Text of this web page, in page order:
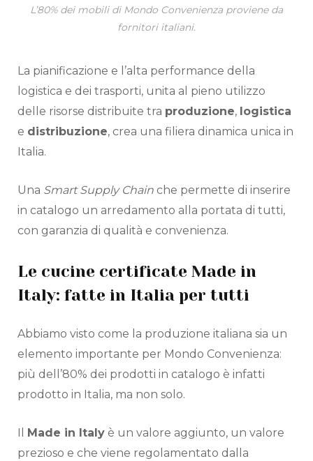
L’80% dei mobili di Mondo Convenienza proviene da
fornitori italiani.
La pianificazione e l’alta performance della
logistica e dei trasporti, unita al pieno utilizzo
delle risorse distribuite tra produzione, logistica
e distribuzione, crea una filiera dinamica unica in
Italia.
Una Smart Supply Chain che permette di inserire
in catalogo un arredamento alla portata di tutti,
con garanzia di qualità e convenienza.
Le cucine certificate Made in
Italy: fatte in Italia per tutti
Abbiamo visto come la produzione italiana sia un
elemento importante per Mondo Convenienza:
più dell’80% dei prodotti in catalogo è infatti
prodotto in Italia, ma non solo.
Il Made in Italy è un valore aggiunto, un valore
prezioso e che viene regolamentato dalla